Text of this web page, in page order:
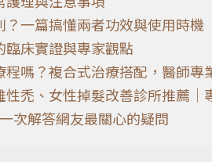
一篇搞懂兩者功效與使用時機
床實證與專家觀點
嗎？複合式治療搭配，醫師專
禿、女性掉髮改善診所推薦｜
次解答網友最關心的疑問